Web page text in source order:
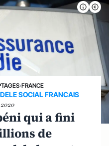
›FRANCE
SOCIAL FRANCAIS
qui a fini
de